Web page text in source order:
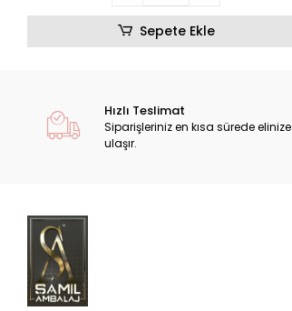
Sepete Ekle
Hızlı Teslimat
Siparişleriniz en kısa sürede elinize
ulaşır.